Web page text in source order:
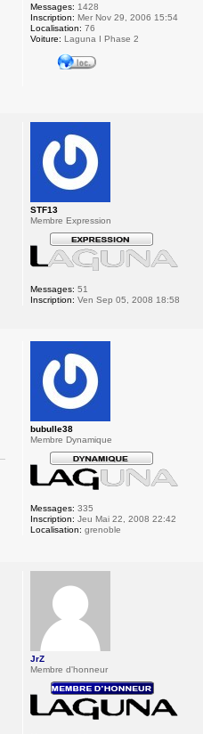
Messages: 1428
Inscription: Mer Nov 29, 2006 15:54
Localisation: 76
Voiture: Laguna I Phase 2
STF13
Membre Expression
Messages: 51
Inscription: Ven Sep 05, 2008 18:58
bubulle38
Membre Dynamique
Messages: 335
Inscription: Jeu Mai 22, 2008 22:42
Localisation: grenoble
JrZ
Membre d'honneur